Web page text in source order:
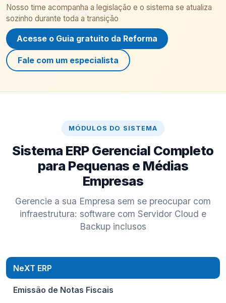
Nosso time acompanha a legislação e o sistema se atualiza
sozinho durante toda a transição
Acesse o Guia gratuito da Reforma
Fale com um especialista
MÓDULOS DO SISTEMA
Sistema ERP Gerencial Completo
para Pequenas e Médias
Empresas
Gerencie a sua Empresa sem se preocupar com
infraestrutura: software com Servidor Cloud e
Backup inclusos
NeXT ERP
Emissão de Notas Fiscais